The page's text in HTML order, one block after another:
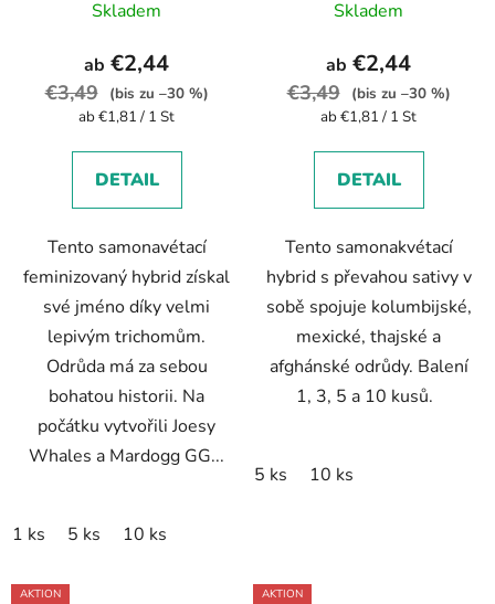
autoflowering
Skladem
ab €2,44
€3,49
(bis zu –30 %)
Verkaufspreis:
ab €1,81 / 1 St
DETAIL
Tento samonavétací
feminizovaný hybrid získal
své jméno díky velmi
lepivým trichomům.
Odrůda má za sebou
bohatou historii. Na
počátku vytvořili Joesy
Whales a Mardogg GG...
1 ks 5 ks 10 ks
autoflowering
Skladem
ab €2,44
€3,49
(bis zu –30 %)
Verkaufspreis:
ab €1,81 / 1 St
DETAIL
Tento samonakvétací
hybrid s převahou sativy v
sobě spojuje kolumbijské,
mexické, thajské a
afghánské odrůdy. Balení
1, 3, 5 a 10 kusů.
5 ks 10 ks
AKTION
AKTION